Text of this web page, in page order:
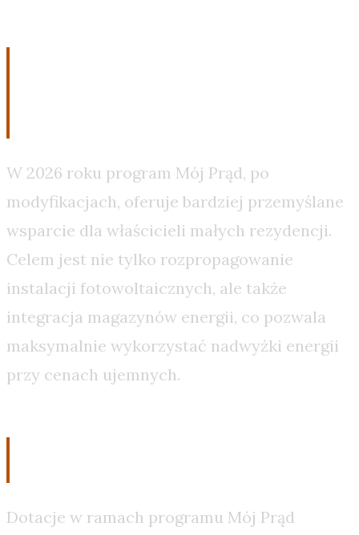
W 2026 roku program Mój Prąd, po
modyfikacjach, oferuje bardziej przemyślane
wsparcie dla właścicieli małych rezydencji.
Celem jest nie tylko rozpropagowanie
instalacji fotowoltaicznych, ale także
integracja magazynów energii, co pozwala
maksymalnie wykorzystać nadwyżki energii
przy cenach ujemnych.
Dotacje w ramach programu Mój Prąd